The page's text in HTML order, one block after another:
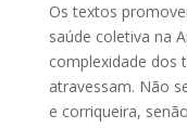
Os textos
saúde coletiva na
complexidade dos
atravessam. Não
e corriqueira,